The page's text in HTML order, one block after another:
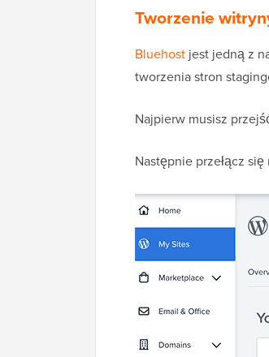
Tworzenie
Bluehost jest jedną z
tworzenia stron
Najpierw musisz
Następnie przełącz